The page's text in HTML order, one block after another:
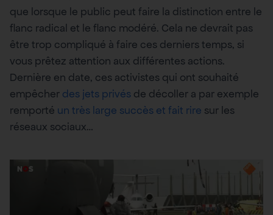
que lorsque le public peut faire la distinction entre le
flanc radical et le flanc modéré. Cela ne devrait pas
être trop compliqué à faire ces derniers temps, si
vous prêtez attention aux différentes actions.
Dernière en date, ces activistes qui ont souhaité
empêcher des jets privés de décoller a par exemple
remporté un très large succès et fait rire sur les
réseaux sociaux…